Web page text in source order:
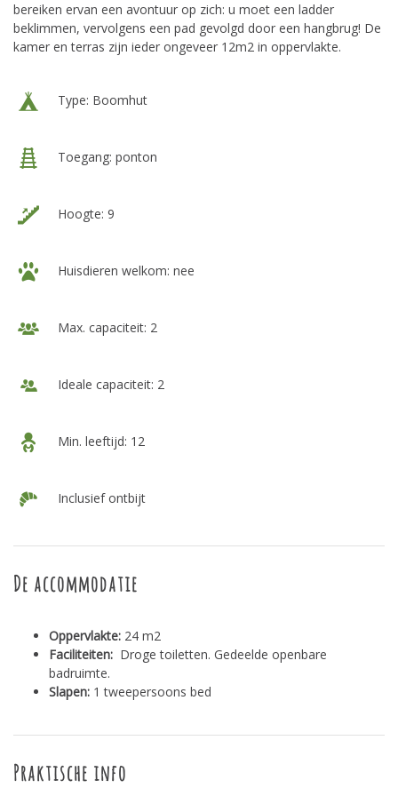
bereiken ervan een avontuur op zich: u moet een ladder
beklimmen, vervolgens een pad gevolgd door een hangbrug! De
kamer en terras zijn ieder ongeveer 12m2 in oppervlakte.
Type: Boomhut
Toegang: ponton
Hoogte: 9
Huisdieren welkom: nee
Max. capaciteit: 2
Ideale capaciteit: 2
Min. leeftijd: 12
Inclusief ontbijt
De accommodatie
Oppervlakte: 24 m2
Faciliteiten: Droge toiletten. Gedeelde openbare
badruimte.
Slapen: 1 tweepersoons bed
Praktische info